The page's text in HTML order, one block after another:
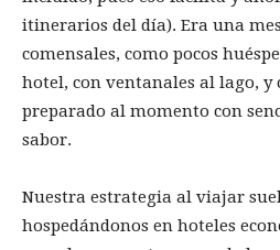
itinerarios del día). Era una
comensales, como pocos
hotel, con ventanales al lago, y
preparado al momento con
sabor.
Nuestra estrategia al viajar
hospedándonos en hoteles